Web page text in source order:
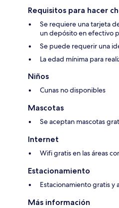
Requisitos para hacer
Se requiere una tarjeta
un depósito en efectivo
Se puede requerir una
La edad mínima para
Niños
Cunas no disponibles
Mascotas
Se aceptan mascotas
Internet
Wifi gratis en las áreas
Estacionamiento
Estacionamiento gratis y
Más información